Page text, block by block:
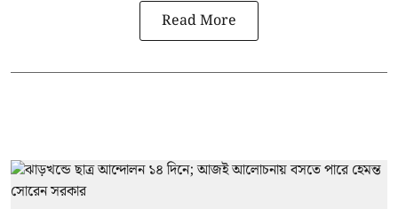
Read More